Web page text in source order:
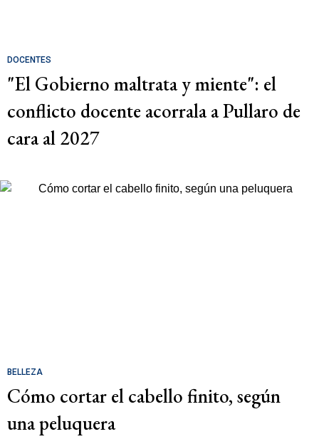
DOCENTES
"El Gobierno maltrata y miente": el
conflicto docente acorrala a Pullaro de
cara al 2027
BELLEZA
Cómo cortar el cabello finito, según
una peluquera